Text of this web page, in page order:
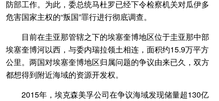
防部工作。为此，委总统马杜罗已经下令检察机关对瓜伊多
危害国家主权的“叛国”罪行进行彻底调查。
目前在圭亚那管辖之下的埃塞奎博地区位于圭亚那中部
埃塞奎博河以西，与委内瑞拉领土相连，面积约15.9万平方
公里。两国对埃塞奎博地区归属问题的争议由来已久，双方
都想得到附近海域的资源开发权。
2015年，埃克森美孚公司在争议海域发现储量超130亿